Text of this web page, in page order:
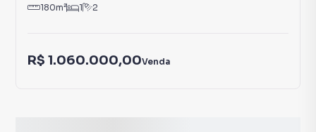
180m² 1 2
R$ 1.060.000,00Venda